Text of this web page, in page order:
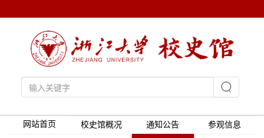
网站首页 校史馆概况 通知公告 参观信息